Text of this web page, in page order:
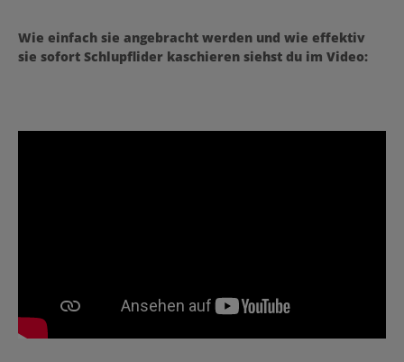
Wie einfach sie angebracht werden und wie effektiv
sie sofort Schlupflider kaschieren siehst du im Video: